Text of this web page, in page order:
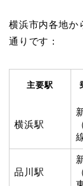
横浜市内各地か
通りです：
主要駅
横浜駅
品川駅